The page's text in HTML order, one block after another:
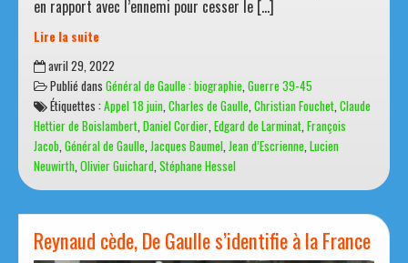
en rapport avec l’ennemi pour cesser le […]
Lire la suite
L’Appel
du
18
juin
40
avril 29, 2022
Publié dans Général de Gaulle : biographie,Guerre 39-45
Étiquettes :Appel 18 juin,Charles de Gaulle,Christian Fouchet,Claude
Hettier de Boislambert,Daniel Cordier,Edgard de Larminat,François
Jacob,Général de Gaulle,Jacques Baumel,Jean d’Escrienne,Lucien
Neuwirth,Olivier Guichard,Stéphane Hessel
Reynaud cède, De Gaulle s’identifie à la France